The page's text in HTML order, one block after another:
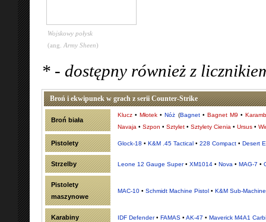
Wojskowy połysk
(ang. Army Sheen)
* - dostępny również z
Broń i ekwipunek w grach z serii Counter-Strike
Broń biała
Klucz • Młotek • Nóż (Bagnet• Bagnet M9 •
Navaja • Szpon • Sztylet • Sztylety Cienia • Ursus •
Pistolety Glock-18 • K&M .45 Tactical • 228 Compact • Desert
Strzelby Leone 12 Gauge Super• XM1014 • Nova • MAG-7 •
Pistolety
maszynowe
MAC-10 • Schmidt Machine Pistol • K&M Sub-
Karabiny IDF Defender• FAMAS • AK-47 • Maverick M4A1